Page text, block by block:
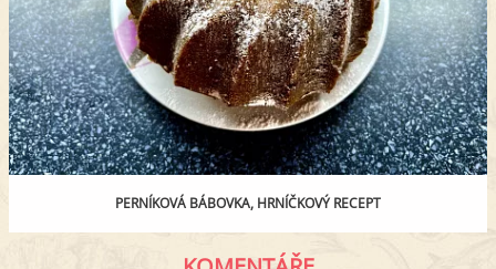
PERNÍKOVÁ BÁBOVKA, HRNÍČKOVÝ RECEPT